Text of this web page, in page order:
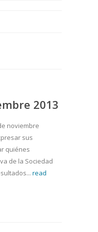
2013
noviembre
sus
quiénes
de la Sociedad
read